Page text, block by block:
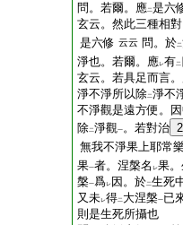
問。若爾。應二是六
玄云。然此三種相
是六修 云云 問。於二
淨也。若爾。應レ有二
玄云。若具足而言
淨不淨所以除二淨不
不淨觀是遠方便。
除二淨觀一。若對治 2
無我不淨果上耶常
果一者。涅槃名 レ果
槃一爲レ 因。於二生死
又未レ得二 大涅槃一已
則是生死所攝也